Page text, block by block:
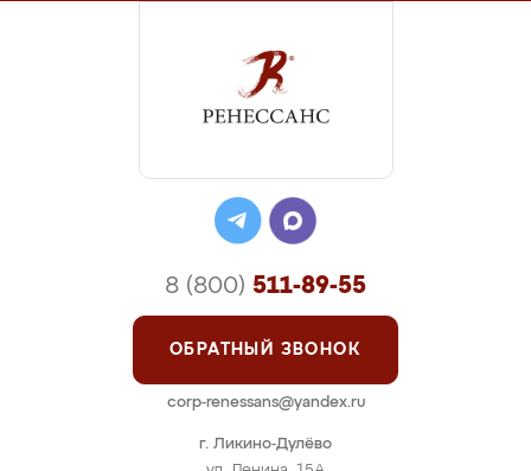
г. Ликино-Дулёво
8 (800) 511-89-55
ОБРАТНЫЙ ЗВОНОК
corp-renessans@yandex.ru